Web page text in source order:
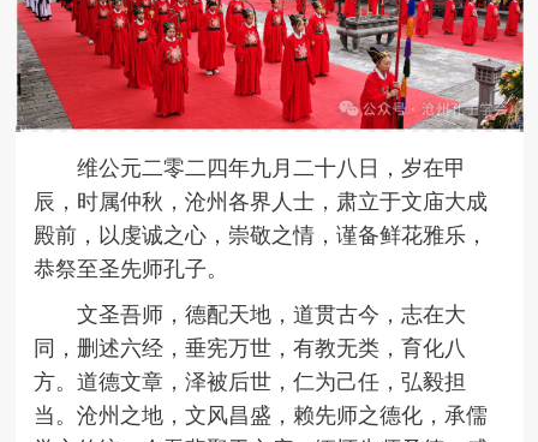
维公元二零二四年九月二十八日，岁在甲
辰，时属仲秋，沧州各界人士，肃立于文庙大成
殿前，以虔诚之心，崇敬之情，谨备鲜花雅乐，
恭祭至圣先师孔子。
文圣吾师，德配天地，道贯古今，志在大
同，删述六经，垂宪万世，有教无类，育化八
方。道德文章，泽被后世，仁为己任，弘毅担
当。沧州之地，文风昌盛，赖先师之德化，承儒